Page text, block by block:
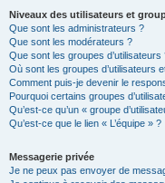
Niveaux des utilisateurs et
Que sont les administrateurs ?
Que sont les modérateurs ?
Que sont les groupes d’utilisateurs
Où sont les groupes d’utilisateurs
Comment puis-je devenir le
Pourquoi certains groupes
Qu’est-ce qu’un « groupe
Qu’est-ce que le lien « L’équipe » ?
Messagerie privée
Je ne peux pas envoyer de